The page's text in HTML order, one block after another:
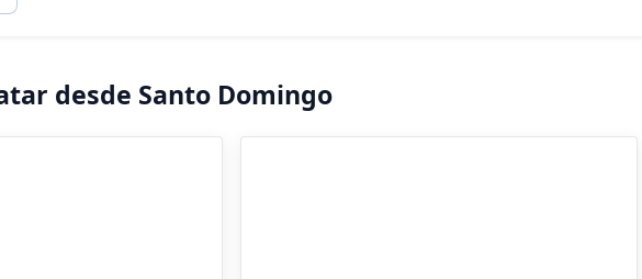
desde Santo Domingo